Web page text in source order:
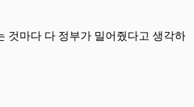
것마다 다 정부가 밀어줬다고 생각하